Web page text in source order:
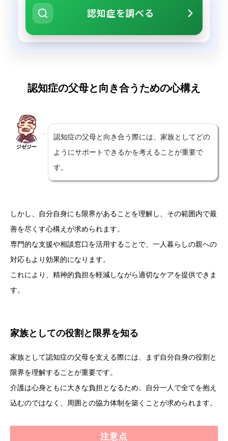
認知症を調べる
認知症の父母と向き合うための心構え
ジゼジー
認知症の父母と向き合う際には、家族としてどの
ようにサポートできるかを考えることが重要で
す。
しかし、自分自身にも限界があることを理解し、その範囲内で最
善を尽くす心構えが求められます。
専門的な支援や相談窓口を活用することで、一人暮らしの親への
対応もより効果的になります。
これにより、精神的負担を軽減しながら適切なケアを提供できま
す。
家族としての役割と限界を知る
家族として認知症の父母を支える際には、まず自分自身の役割と
限界を理解することが重要です。
介護は心身ともに大きな負担となるため、自分一人で全てを抱え
込むのではなく、周囲との協力体制を築くことが求められます。
注意点